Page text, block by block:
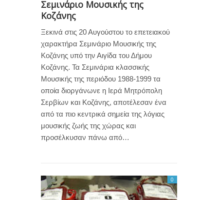
Σεμινάριο Μουσικής της
Κοζάνης
Ξεκινά στις 20 Αυγούστου το επετειακού
χαρακτήρα Σεμινάριο Μουσικής της
Κοζάνης υπό την Αιγίδα του Δήμου
Κοζάνης. Τα Σεμινάρια κλασσικής
Μουσικής της περιόδου 1988-1999 τα
οποία διοργάνωνε η Ιερά Μητρόπολη
Σερβίων και Κοζάνης, αποτέλεσαν ένα
από τα πιο κεντρικά σημεία της λόγιας
μουσικής ζωής της χώρας και
προσέλκυσαν πάνω από…
0